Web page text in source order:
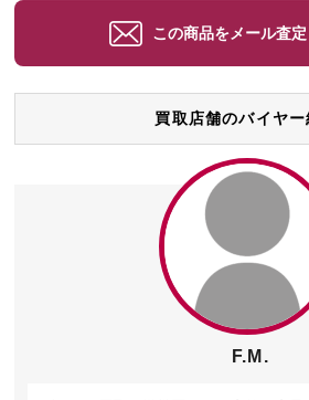
この商品をメール査
買取店舗のバイヤー
F.M.